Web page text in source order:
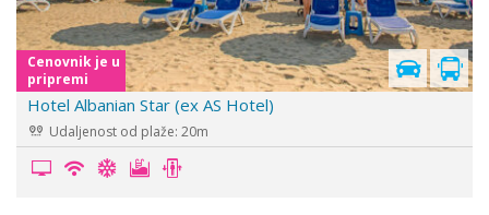
Cenovnik je u
pripremi
Hotel Belconti
Udaljenost od plaže: 0m